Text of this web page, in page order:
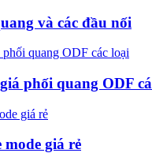
và các đầu nối
phối quang ODF
mode giá rẻ